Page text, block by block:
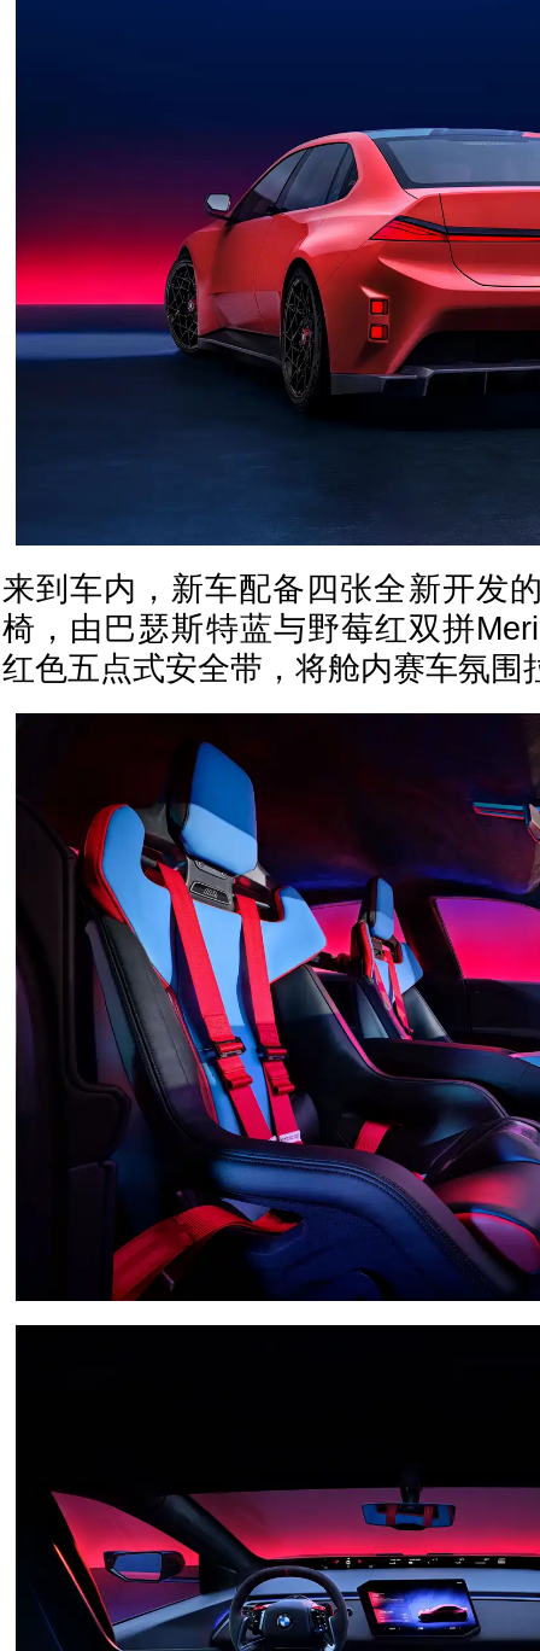
来到车内，新车配备四张全新开发
椅，由巴瑟斯特蓝与野莓红双拼
红色五点式安全带，将舱内赛车氛围